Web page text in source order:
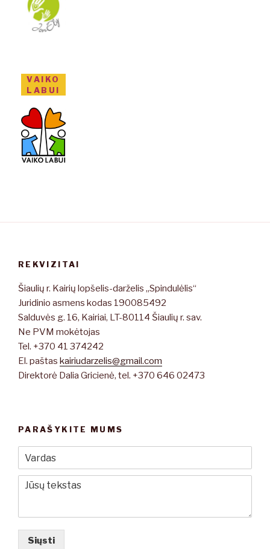
VAIKO
LABUI
REKVIZITAI
Šiaulių r. Kairių lopšelis-darželis „Spindulėlis“
Juridinio asmens kodas 190085492
Salduvės g. 16, Kairiai, LT-80114 Šiaulių r. sav.
Ne PVM mokėtojas
Tel. +370 41 374242
El. paštas kairiudarzelis@gmail.com
Direktorė Dalia Gricienė, tel. +370 646 02473
PARAŠYKITE MUMS
Siųsti